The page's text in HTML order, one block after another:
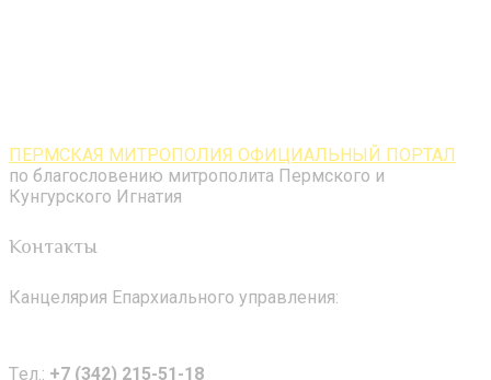
ПЕРМСКАЯ МИТРОПОЛИЯ ОФИЦИАЛЬНЫЙ ПОРТАЛ
по благословению митрополита Пермского и
Кунгурского Игнатия
Контакты
Канцелярия Епархиального управления:
Tел.: +7 (342) 215-51-18